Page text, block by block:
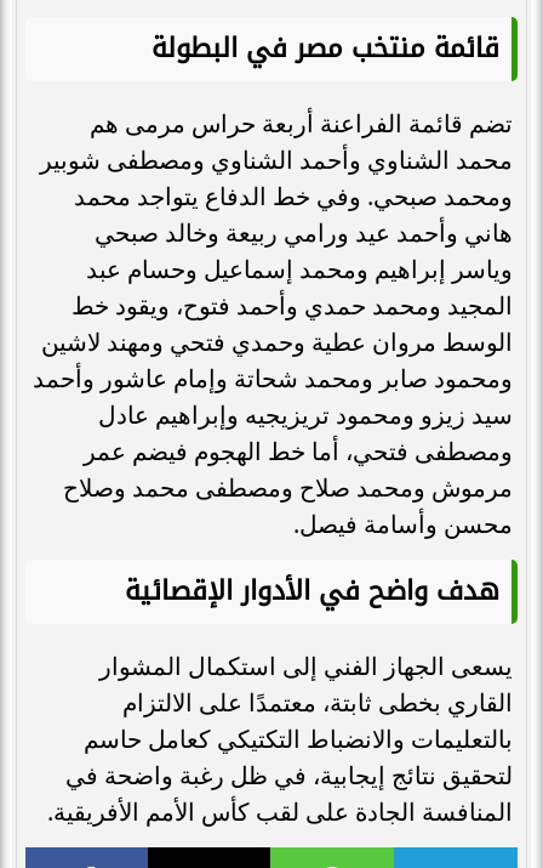
قائمة منتخب مصر في البطولة
تضم قائمة الفراعنة أربعة حراس مرمى هم
محمد الشناوي وأحمد الشناوي ومصطفى شوبير
ومحمد صبحي. وفي خط الدفاع يتواجد محمد
هاني وأحمد عيد ورامي ربيعة وخالد صبحي
وياسر إبراهيم ومحمد إسماعيل وحسام عبد
المجيد ومحمد حمدي وأحمد فتوح، ويقود خط
الوسط مروان عطية وحمدي فتحي ومهند لاشين
ومحمود صابر ومحمد شحاتة وإمام عاشور وأحمد
سيد زيزو ومحمود تريزيجيه وإبراهيم عادل
ومصطفى فتحي، أما خط الهجوم فيضم عمر
مرموش ومحمد صلاح ومصطفى محمد وصلاح
محسن وأسامة فيصل.
هدف واضح في الأدوار الإقصائية
يسعى الجهاز الفني إلى استكمال المشوار
القاري بخطى ثابتة، معتمدًا على الالتزام
بالتعليمات والانضباط التكتيكي كعامل حاسم
لتحقيق نتائج إيجابية، في ظل رغبة واضحة في
المنافسة الجادة على لقب كأس الأمم الأفريقية.